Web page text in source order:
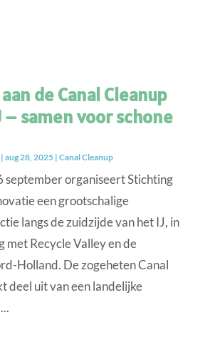
de Canal Cleanup
– samen voor schone
aug 28, 2025| Canal Cleanup
september organiseert Stichting
een grootschalige
langs de zuidzijde van het IJ, in
met Recycle Valley en de
Holland. De zogeheten Canal
deel uit van een landelijke